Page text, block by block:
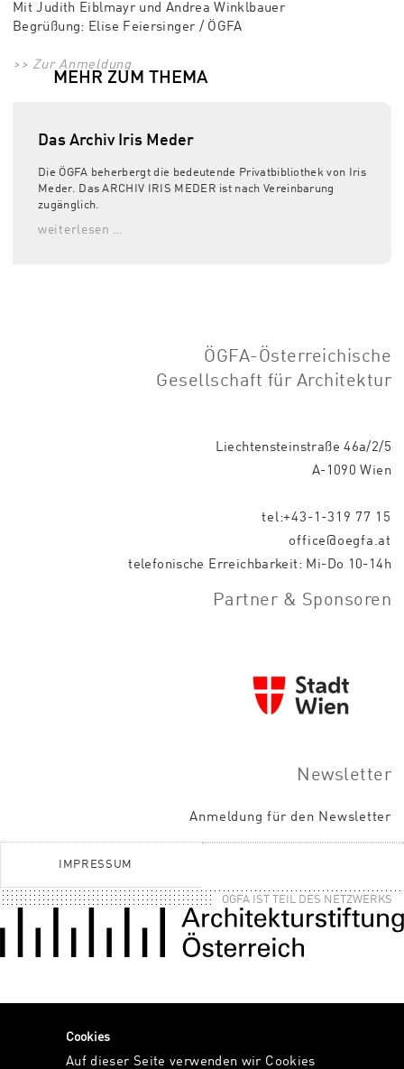
Mit Judith Eiblmayr und Andrea Winklbauer
Begrüßung: Elise Feiersinger / ÖGFA
>> Zur Anmeldung
MEHR ZUM THEMA
Das Archiv Iris Meder
Die ÖGFA beherbergt die bedeutende Privatbibliothek von Iris
Meder. Das ARCHIV IRIS MEDER ist nach Vereinbarung
zugänglich.
weiterlesen …
ÖGFA-Österreichische
Gesellschaft für Architektur
Liechtensteinstraße 46a/2/5
A-1090 Wien
tel:+43-1-319 77 15
office@oegfa.at
telefonische Erreichbarkeit: Mi-Do 10-14h
Partner & Sponsoren
Newsletter
Anmeldung für den Newsletter
IMPRESSUM
OGFA IST TEIL DES NETZWERKS
Cookies
Auf dieser Seite verwenden wir Cookies